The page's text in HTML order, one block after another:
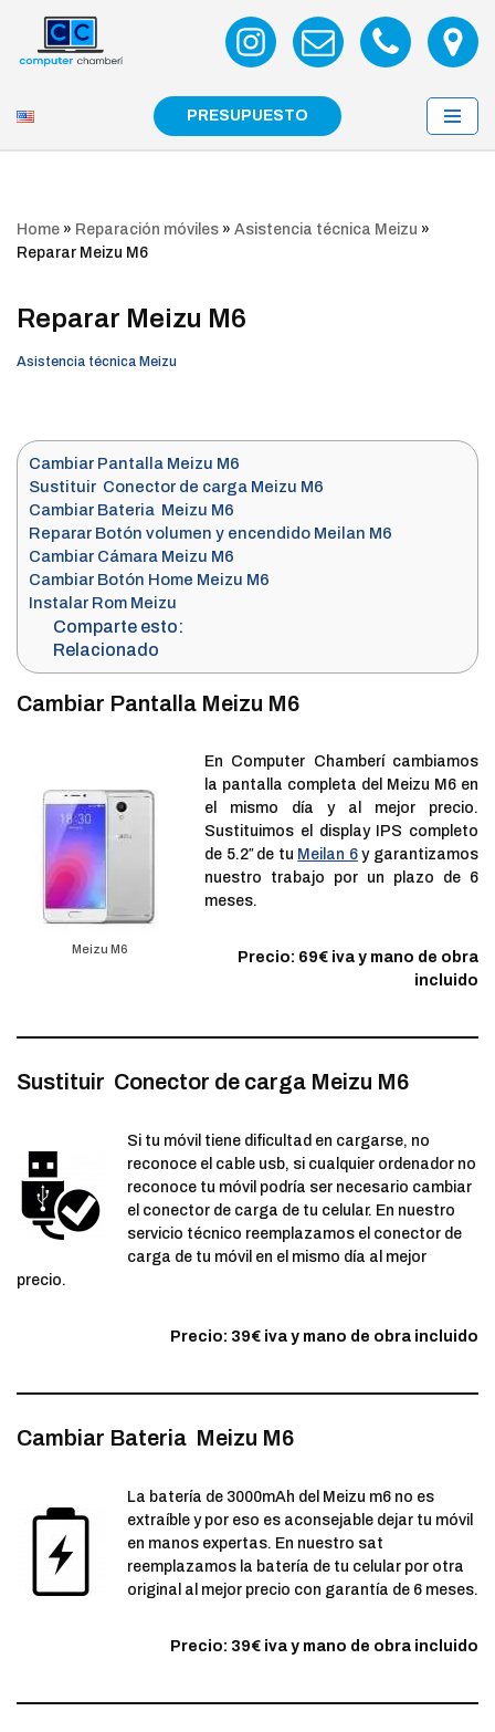
Saltar
PRESUPUESTO
Home » Reparación móviles » Asistencia técnica Meizu »
Reparar Meizu M6
Reparar Meizu M6
Asistencia técnica Meizu
Cambiar Pantalla Meizu M6
Sustituir Conector de carga Meizu M6
Cambiar Bateria Meizu M6
Reparar Botón volumen y encendido Meilan M6
Cambiar Cámara Meizu M6
Cambiar Botón Home Meizu M6
Instalar Rom Meizu
Comparte esto:
Relacionado
Cambiar Pantalla Meizu M6
Meizu M6
En Computer Chamberí cambiamos
la pantalla completa del Meizu M6 en
el mismo día y al mejor precio.
Sustituimos el display IPS completo
de 5.2″ de tu Meilan 6y garantizamos
nuestro trabajo por un plazo de 6
meses.
Precio: 69€ iva y mano de obra
incluido
Sustituir Conector de carga Meizu M6
Si tu móvil tiene dificultad en cargarse, no
reconoce el cable usb, si cualquier ordenador no
reconoce tu móvil podría ser necesario cambiar
el conector de carga de tu celular. En nuestro
servicio técnico reemplazamos el conector de
carga de tu móvil en el mismo día al mejor
precio.
Precio: 39€ iva y mano de obra incluido
Cambiar Bateria Meizu M6
La batería de 3000mAh del Meizu m6 no es
extraíble y por eso es aconsejable dejar tu móvil
en manos expertas. En nuestro sat
reemplazamos la batería de tu celular por otra
original al mejor precio con garantía de 6 meses.
Precio: 39€ iva y mano de obra incluido